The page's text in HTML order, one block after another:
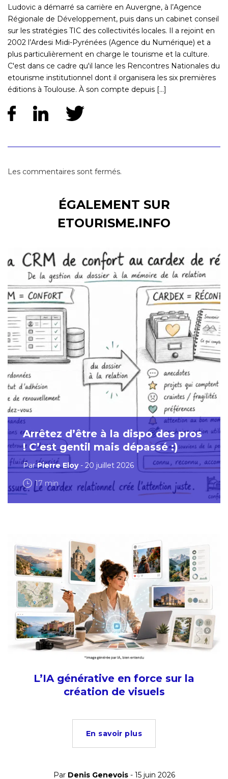
Ludovic a démarré sa carrière en Auvergne, à l’Agence
Régionale de Développement, puis dans un cabinet conseil
sur les stratégies TIC des collectivités locales. Il a rejoint en
2002 l’Ardesi Midi-Pyrénées (Agence du Numérique) et a
plus particulièrement en charge le tourisme et la culture.
C'est dans ce cadre qu'il lance les Rencontres Nationales du
etourisme institutionnel dont il organisera les six premières
éditions à Toulouse. À son compte depuis [...]
Les commentaires sont fermés.
ÉGALEMENT SUR
ETOURISME.INFO
Arrêtez d’être à la dispo des pros
! C’est gentil mais dépassé :)
ParPierre Eloy- 20 juillet 2026
17 min
L’IA générative en force sur la
création de visuels
En savoir plus
Par Denis Genevois- 15 juin 2026